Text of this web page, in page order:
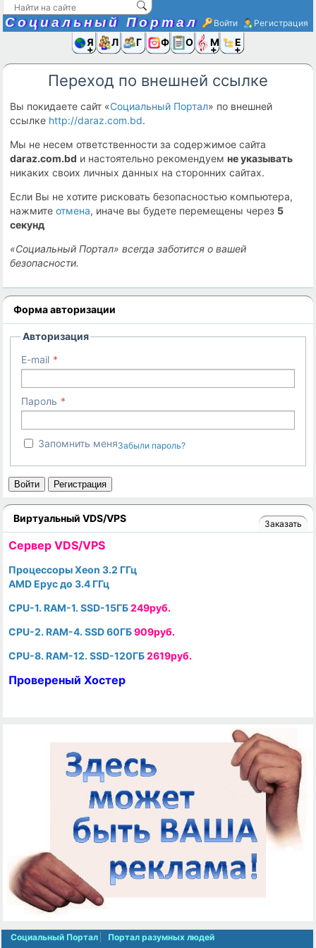
Социальный Портал Войти Регистрация
Я иЛюди
Группы
Фото Ещё
Переход по внешней ссылке
Вы покидаете сайт «Социальный Портал» по внешней
ссылке http://daraz.com.bd.
Мы не несем ответственности за содержимое сайта
daraz.com.bd и настоятельно рекомендуемне указывать
никаких своих личных данных на сторонних сайтах.
Если Вы не хотите рисковать безопасностью компьютера,
нажмитеотмена, иначе вы будете перемещены через 5
секунд
«Социальный Портал» всегда заботится о вашей
безопасности.
Форма авторизации
Авторизация
E-mail
Пароль
Запомнить меняЗабыли пароль?
Войти Регистрация
Виртуальный VDS/VPS Заказать
Cервер VDS/VPS
Процессоры Xeon 3.2 ГГц
AMD Epyc до 3.4 ГГц
CPU-1. RAM-1. SSD-15ГБ249руб.
CPU-2. RAM-4. SSD 60ГБ909руб.
CPU-8. RAM-12. SSD-120ГБ2619руб.
Провереный Хостер
Социальный Портал Портал разумных людей